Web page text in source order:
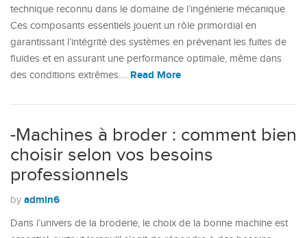
technique reconnu dans le domaine de l’ingénierie mécanique.
Ces composants essentiels jouent un rôle primordial en
garantissant l’intégrité des systèmes en prévenant les fuites de
fluides et en assurant une performance optimale, même dans
des conditions extrêmes.… Read More
-Machines à broder : comment bien
choisir selon vos besoins
professionnels
by admin6
Dans l’univers de la broderie, le choix de la bonne machine est